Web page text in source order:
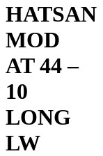
HATSAN
MOD
AT 44 –
10
LONG
LW